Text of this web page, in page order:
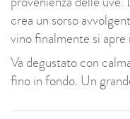
crea un sorso
vino finalmente si
Va degustato con
fino in fondo. Un